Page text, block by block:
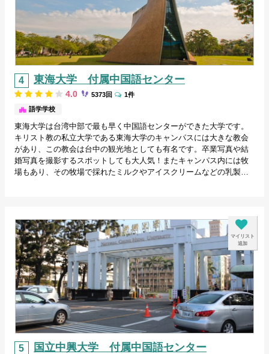
東海大学 付属中国語センター
4.0
台中/台湾
語学学校
5373回 1件
東海大学は台湾中部で最も早く中国語センターができた大学です。
キリスト教の私立大学である東海大学のキャンパスには大きな教会
があり、この教会は台中の観光地としても有名です。卒業写真や結
婚写真を撮影するスポットしても大人気！またキャンパス内には牧
場もあり、その牧場で採れたミルクやアイスクリームなどの乳製…
マイリスト
追加
国立中興大学 付属中国語センター